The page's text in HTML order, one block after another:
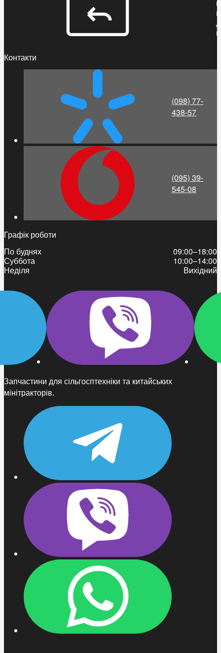
Запчастини для сільгосптехніки та китайських
мінітракторів.
Контакти
(098) 77-
438-57
(095) 39-
545-08
Графік роботи
По буднях
09:00–18:00
Суббота
10:00–14:00
Неділя
Вихідний